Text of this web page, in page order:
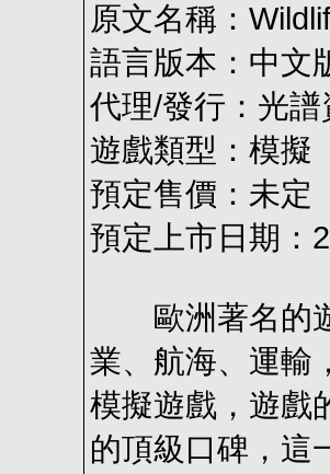
原文名稱：
語言版本：中文
代理/發行：光譜
遊戲類型：模擬
預定售價：未定
預定上市日期：
歐洲著名的遊
業、航海、運輸
模擬遊戲，遊戲
的頂級口碑，這